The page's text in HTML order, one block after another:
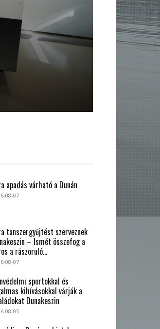
apadás várható a Dunán
08-07
tanszergyűjtést szerveznek
– Ismét összefog a
a rászoruló...
08-07
sportokkal és
kihívásokkal várják a
Dunakeszin
08-05